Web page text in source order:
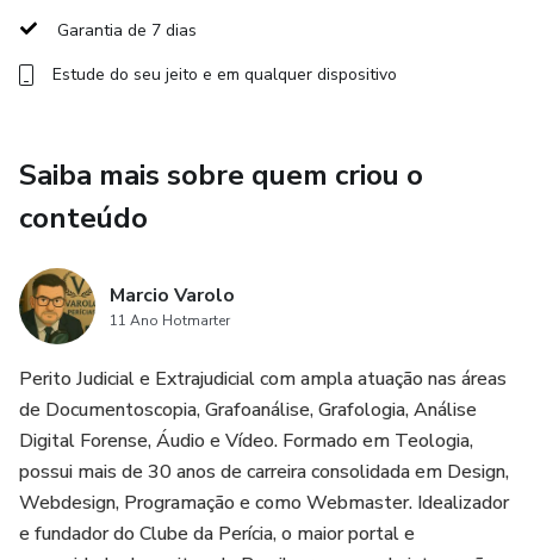
Garantia de 7 dias
Estude do seu jeito e em qualquer dispositivo
Saiba mais sobre quem criou o
conteúdo
Marcio Varolo
11 Ano Hotmarter
Perito Judicial e Extrajudicial com ampla atuação nas áreas
de Documentoscopia, Grafoanálise, Grafologia, Análise
Digital Forense, Áudio e Vídeo. Formado em Teologia,
possui mais de 30 anos de carreira consolidada em Design,
Webdesign, Programação e como Webmaster. Idealizador
e fundador do Clube da Perícia, o maior portal e